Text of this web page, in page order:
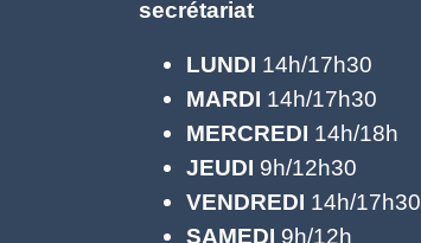
secrétariat
LUNDI 14h/17h30
MARDI 14h/17h30
MERCREDI 14h/18h
JEUDI 9h/12h30
VENDREDI 14h/17h30
SAMEDI 9h/12h